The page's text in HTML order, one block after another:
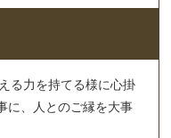
る力を持てる様に心掛
に、人とのご縁を大事